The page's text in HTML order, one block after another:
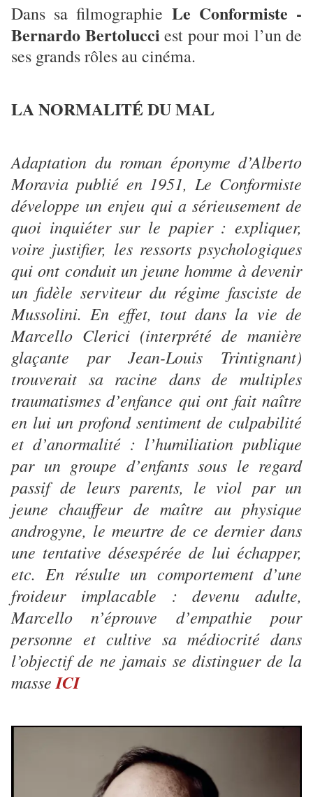
Dans sa filmographie Le Conformiste -
Bernardo Bertolucci est pour moi l’un de
ses grands rôles au cinéma.
LA NORMALITÉ DU MAL
Adaptation du roman éponyme d’Alberto
Moravia publié en 1951, Le Conformiste
développe un enjeu qui a sérieusement de
quoi inquiéter sur le papier : expliquer,
voire justifier, les ressorts psychologiques
qui ont conduit un jeune homme à devenir
un fidèle serviteur du régime fasciste de
Mussolini. En effet, tout dans la vie de
Marcello Clerici (interprété de manière
glaçante par Jean-Louis Trintignant)
trouverait sa racine dans de multiples
traumatismes d’enfance qui ont fait naître
en lui un profond sentiment de culpabilité
et d’anormalité : l’humiliation publique
par un groupe d’enfants sous le regard
passif de leurs parents, le viol par un
jeune chauffeur de maître au physique
androgyne, le meurtre de ce dernier dans
une tentative désespérée de lui échapper,
etc. En résulte un comportement d’une
froideur implacable : devenu adulte,
Marcello n’éprouve d’empathie pour
personne et cultive sa médiocrité dans
l’objectif de ne jamais se distinguer de la
masse ICI